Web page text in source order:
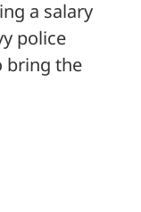
a salary
police
bring the